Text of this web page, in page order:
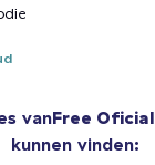
vanFree Oficial
kunnen vinden: